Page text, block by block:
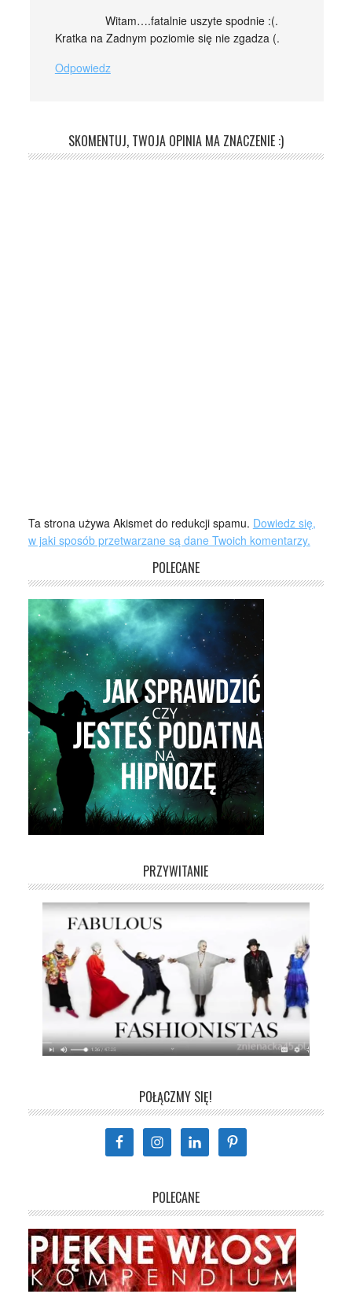
Witam….fatalnie uszyte spodnie :(.
Kratka na Zadnym poziomie się nie zgadza (.
Odpowiedz
SKOMENTUJ, TWOJA OPINIA MA ZNACZENIE :)
Ta strona używa Akismet do redukcji spamu. Dowiedz się,
w jaki sposób przetwarzane są dane Twoich komentarzy.
POLECANE
PRZYWITANIE
POŁĄCZMY SIĘ!
POLECANE